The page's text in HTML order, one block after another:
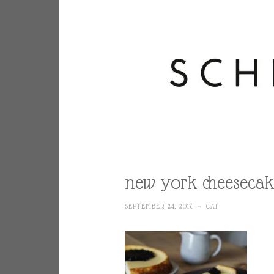
new york
SEPTEMBER 24, 2017 ~ CAT